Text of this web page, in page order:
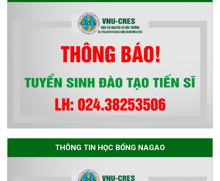
ngành Môi trường và phát triển
bền vững đợt 1 năm 2026
THÔNG TIN HỌC BỔNG NAGAO